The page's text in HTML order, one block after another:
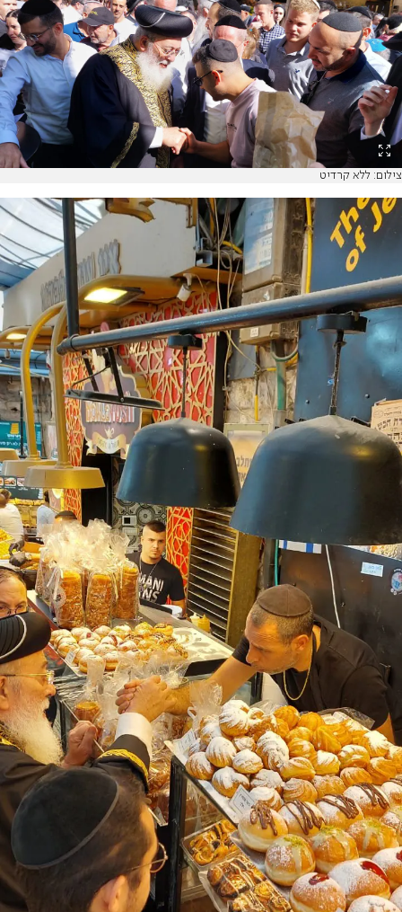
צילום: ללא קרדיט